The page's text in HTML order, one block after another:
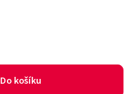
Do košíku